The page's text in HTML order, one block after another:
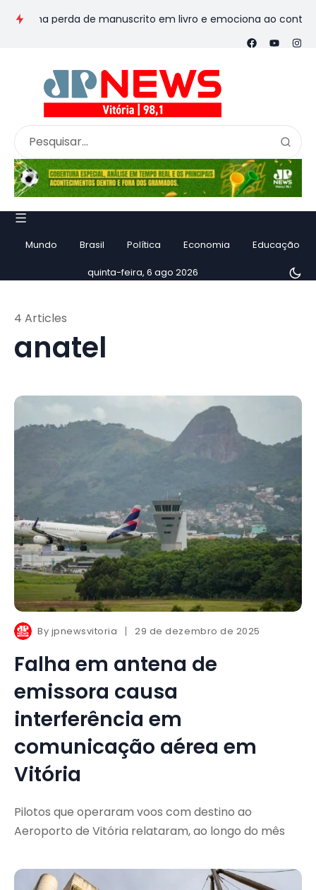
perda de manuscrito em livro e emociona ao contar
Mundo Brasil Política Economia Educação
quinta-feira, 6 ago 2026
anatel
4 Articles
By jpnewsvitoria 29 de dezembro de 2025
Falha em antena de
emissora causa
interferência em
comunicação aérea em
Vitória
Pilotos que operaram voos com destino ao
Aeroporto de Vitória relataram, ao longo do mês